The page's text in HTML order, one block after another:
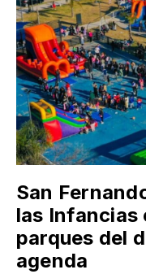
San
las Infancias
parques del
agenda